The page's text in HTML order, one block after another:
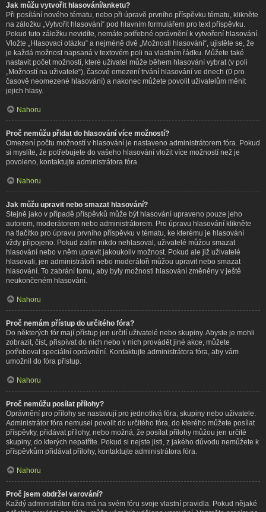
Jak můžu vytvořit hlasování/anketu?
Při posílání nového tématu, nebo při úpravě prvního příspěvku tématu, klikněte
na záložku „Vytvořit hlasování“ pod hlavním formulářem pro text příspěvku.
Pokud tuto záložku nevidíte, nemáte potřebné oprávnění k vytvoření hlasování.
Vložte „Hlasovací otázku“ a nejméně dvě „Možnosti hlasování“, ujistěte se, že
je každá možnost napsaná v textovém poli na vlastním řádku. Můžete také
nastavit počet možností, které uživatel může během hlasování vybrat (v poli
„Možností na uživatele“), časové omezení trvání hlasování ve dnech (0 pro
časově neomezené hlasování) a nakonec můžete povolit uživatelům měnit
jejich hlasy.
Nahoru
Proč nemůžu přidat do hlasování více možností?
Omezení počtu možností v hlasování je nastaveno administrátorem fóra. Pokud
si myslíte, že potřebujete do vašeho hlasování vložit více možností než je
povoleno, kontaktujte administrátora fóra.
Nahoru
Jak můžu upravit nebo smazat hlasování?
Stejně jako v případě příspěvků může být hlasování upraveno pouze jeho
autorem, moderátorem nebo administrátorem. Pro úpravu hlasování klikněte
na tlačítko pro úpravu prvního příspěvku v tématu, ke kterému je hlasování
vždy připojeno. Pokud zatím nikdo nehlasoval, uživatelé můžou smazat
hlasování nebo v něm upravit jakoukoliv možnost. Pokud ale již uživatelé
hlasovali, jen administrátoři nebo moderátoři můžou upravit nebo smazat
hlasování. To zabrání tomu, aby byly možnosti hlasování změněny v ještě
neukončeném hlasování.
Nahoru
Proč nemám přístup do určitého fóra?
Do některých fór mají přístup jen určití uživatelé nebo skupiny. Abyste je mohli
zobrazit, číst, přispívat do nich nebo v nich provádět jiné akce, můžete
potřebovat speciální oprávnění. Kontaktujte administrátora fóra, aby vám
umožnil do fóra přístup.
Nahoru
Proč nemůžu posílat přílohy?
Oprávnění pro přílohy se nastavují pro jednotlivá fóra, skupiny nebo uživatele.
Administrátor fóra nemusel povolit do určitého fóra, do kterého můžete posílat
příspěvky, přidávat přílohy, nebo možná, že posílat přílohy můžou jen určité
skupiny, do kterých nepatříte. Pokud si nejste jisti, z jakého důvodu nemůžete k
příspěvkům přidávat přílohy, kontaktujte administrátora fóra.
Nahoru
Proč jsem obdržel varování?
Každý administrátor fóra má na svém fóru svoje vlastní pravidla. Pokud nějaké